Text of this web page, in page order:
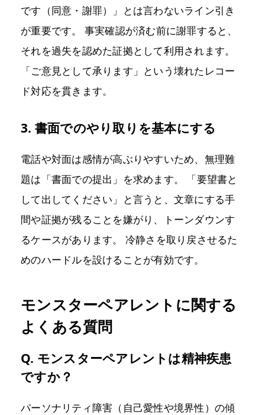
です（同意・謝罪）」とは言わないライン引き
が重要です。 事実確認が済む前に謝罪すると、
それを過失を認めた証拠として利用されます。
「ご意見として承ります」という壊れたレコー
ド対応を貫きます。
3. 書面でのやり取りを基本にする
電話や対面は感情が高ぶりやすいため、無理難
題は「書面での提出」を求めます。 「要望書と
して出してください」と言うと、文章にする手
間や証拠が残ることを嫌がり、トーンダウンす
るケースがあります。 冷静さを取り戻させるた
めのハードルを設けることが有効です。
モンスターペアレントに関する
よくある質問
Q. モンスターペアレントは精神疾患
ですか？
パーソナリティ障害（自己愛性や境界性）の傾